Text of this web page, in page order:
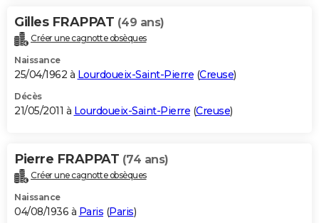
Gilles FRAPPAT (49 ans)
Créer une cagnotte obsèques
Naissance
25/04/1962 à Lourdoueix-Saint-Pierre (Creuse)
Décès
21/05/2011 à Lourdoueix-Saint-Pierre (Creuse)
Pierre FRAPPAT (74 ans)
Créer une cagnotte obsèques
Naissance
04/08/1936 à Paris (Paris)